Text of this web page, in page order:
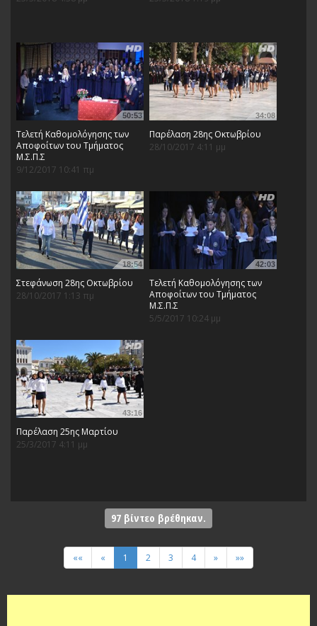
50:53
Τελετή Καθομολόγησης των
Αποφοίτων του Τμήματος
Μ.Σ.Π.Σ
9/12/2017 10:41 πμ
34:08
Παρέλαση 28ης Οκτωβρίου
28/10/2017 4:11 μμ
18:54
Στεφάνωση 28ης Οκτωβρίου
28/10/2017 1:13 πμ
42:03
Τελετή Καθομολόγησης των
Αποφοίτων του Τμήματος
Μ.Σ.Π.Σ
5/5/2017 10:24 μμ
43:16
Παρέλαση 25ης Μαρτίου
25/3/2017 4:11 μμ
97 βίντεο βρέθηκαν.
«« « 1 2 3 4 » »»